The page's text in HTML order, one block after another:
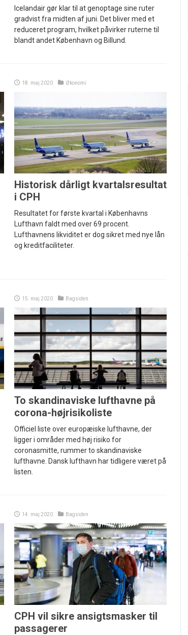
Icelandair gør klar til at genoptage sine ruter
gradvist fra midten af juni. Det bliver med et
reduceret program, hvilket påvirker ruterne til
blandt andet København og Billund.
18. maj 2020 Økonomi
Historisk dårligt kvartalsresultat
i CPH
Resultatet for første kvartal i Københavns
Lufthavn faldt med over 69 procent.
Lufthavnens likviditet er dog sikret med nye lån
og kreditfaciliteter.
15. maj 2020 Bagsiden
To skandinaviske lufthavne på
corona-højrisikoliste
Officiel liste over europæiske lufthavne, der
ligger i områder med høj risiko for
coronasmitte, rummer to skandinaviske
lufthavne. Dansk lufthavn har tidligere været på
listen.
14. maj 2020 Bagsiden
CPH vil sikre ansigtsmasker til
passagerer